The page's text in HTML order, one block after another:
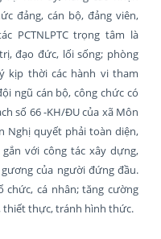
đảng, cán bộ, đảng viên,
PCTNLPTC trọng tâm là
đạo đức, lối sống; phòng
kịp thời các hành vi tham
ngũ cán bộ, công chức có
số 66 -KH/ĐU của xã Môn
Nghị quyết phải toàn diện,
với công tác xây dựng,
của người đứng đầu.
cá nhân; tăng cường
thiết thực, tránh hình thức.